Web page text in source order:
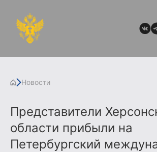
Новости
Представители
области прибыли на
Петербургский